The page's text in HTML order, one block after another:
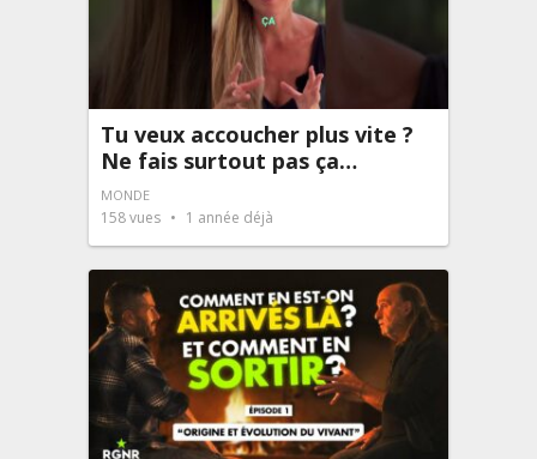
Tu veux accoucher plus vite ?
Ne fais surtout pas ça…
MONDE
158vues 1 année déjà